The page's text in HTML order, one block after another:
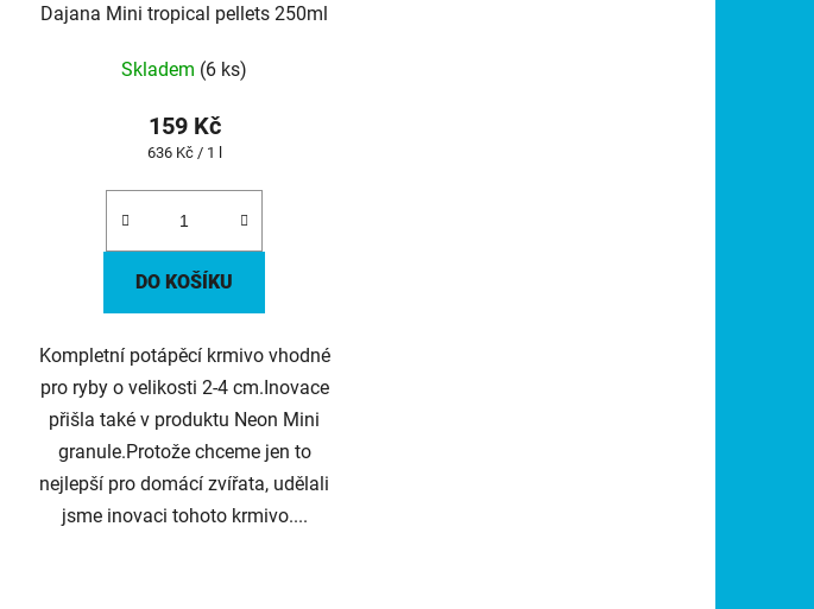
Dajana Mini tropical pellets 250ml
Skladem (6 ks)
159 Kč
Měrná
636 Kč / 1 l
DO KOŠÍKU
Kompletní potápěcí krmivo vhodné
pro ryby o velikosti 2-4 cm.Inovace
přišla také v produktu Neon Mini
granule.Protože chceme jen to
nejlepší pro domácí zvířata, udělali
jsme inovaci tohoto krmivo....